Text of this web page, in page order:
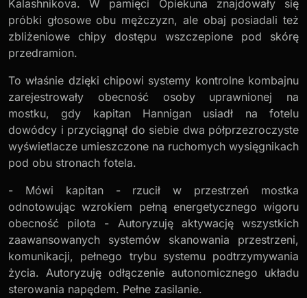
Kalashnikova. W pamięci Opiekuna znajdowały się
próbki głosowe obu mężczyzn, ale obaj posiadali też
zbliżeniowe chipy dostępu wszczepione pod skórę
przedramion.
To właśnie dzięki chipowi systemy kontrolne kombajnu
zarejestrowały obecność osoby uprawnionej na
mostku, gdy kapitan Hannigan usiadł na fotelu
dowódcy i przyciągnął do siebie dwa półprzezroczyste
wyświetlacze umieszczone na ruchomych wysięgnikach
pod obu stronach fotela.
- Mówi kapitan - rzucił w przestrzeń mostka
odnotowując wzrokiem pełną energetycznego wigoru
obecność pilota - Autoryzuję aktywację wszystkich
zaawansowanych systemów skanowania przestrzeni,
komunikacji, pełnego trybu systemu podtrzymywania
życia. Autoryzuję odłączenie autonomicznego układu
sterowania napędem. Pełne zasilanie.